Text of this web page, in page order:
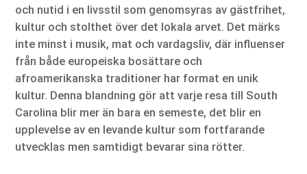
och nutid i en livsstil som genomsyras av gästfrihet,
kultur och stolthet över det lokala arvet. Det märks
inte minst i musik, mat och vardagsliv, där influenser
från både europeiska bosättare och
afroamerikanska traditioner har format en unik
kultur. Denna blandning gör att varje resa till South
Carolina blir mer än bara en semeste, det blir en
upplevelse av en levande kultur som fortfarande
utvecklas men samtidigt bevarar sina rötter.